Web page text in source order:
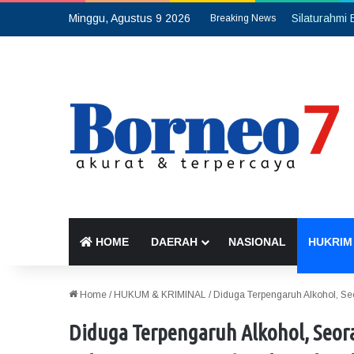
Minggu, Agustus 9 2026 Breaking News
HOME DAERAH NASIONAL HUKRIM
Home / HUKUM & KRIMINAL / Diduga Terpengaruh Alkohol,
Diduga Terpengaruh Alkohol,